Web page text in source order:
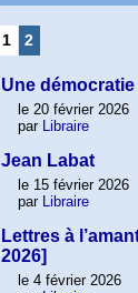
1 2
Une
le 20 février 2026
par Libraire
Jean Labat
le 15 février 2026
par Libraire
Lettres à
2026]
le 4 février 2026